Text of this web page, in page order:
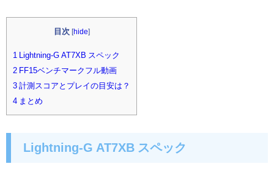
目次 [hide]
1 Lightning-G AT7XB スペック
2 FF15ベンチマークフル動画
3 計測スコアとプレイの目安は？
4 まとめ
Lightning-G AT7XB スペック